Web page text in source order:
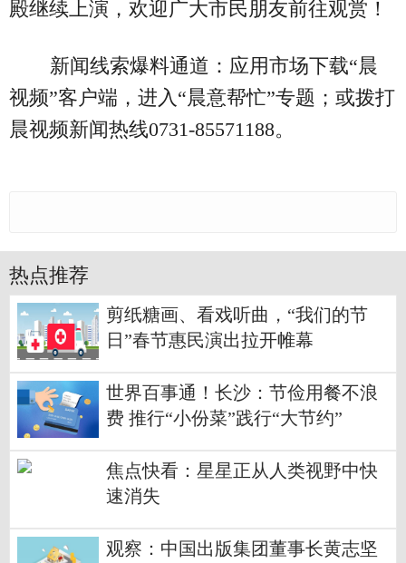
殿继续上演，欢迎广大市民朋友前往观赏！
新闻线索爆料通道：应用市场下载“晨
视频”客户端，进入“晨意帮忙”专题；或拨打
晨视频新闻热线0731-85571188。
热点推荐
剪纸糖画、看戏听曲，“我们的节
日”春节惠民演出拉开帷幕
世界百事通！长沙：节俭用餐不浪
费 推行“小份菜”践行“大节约”
焦点快看：星星正从人类视野中快
速消失
观察：中国出版集团董事长黄志坚